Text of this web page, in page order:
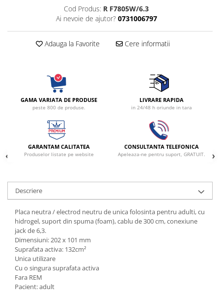
Butelii gaze medicale
Carucioare butelii gaze
Conectori gaze medicinale
Componente statii gaze
Dispozitive si sisteme de prindere /
Rampa gaze medicale pat pacient
Rampa iluminat alarmare
Accesorii vase
Tevi cupru si accesorii
Lavoare apa sterila
Lavoare chirurgicale
Adaptori/cuple
Capsule, filtre finale apa sterila
Prefiltre lavoare
Electrochirurgie
Manere pentru electrocautere
Cabluri pentru pensele bipolare
Cabluri conectare electrozi neutri
Cod Produs: R F7805W/6.3
Ai nevoie de ajutor? 0731006797
Adauga la Favorite Cere informatii
GAMA VARIATA DE PRODUSE
peste 800 de produse.
LIVRARE RAPIDA
in 24/48 h oriunde in tara
GARANTAM CALITATEA
Produselor listate pe website
CONSULTANTA TELEFONICA
Apeleaza-ne pentru suport, GRATUIT.
Descriere
Placa neutra / electrod neutru de unica folosinta pentru adulti, cu
hidrogel, suport din spuma (foam), cablu de 300 cm, conexiune
jack de 6,3.
Dimensiuni: 202 x 101 mm
Suprafata activa: 132cm²
Unica utilizare
Cu o singura suprafata activa
Fara REM
Pacient: adult